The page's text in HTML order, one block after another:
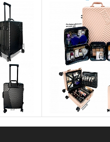
TÚI PVC TRONG
HỒNG] - CY01H